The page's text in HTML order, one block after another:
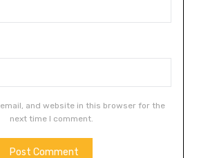
and website in this browser for the
next time I comment.